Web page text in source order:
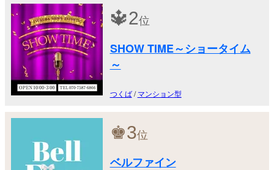
🔱2位
SHOW TIME～ショータイム
～
つくば/マンション型
♚3位
ベルファイン